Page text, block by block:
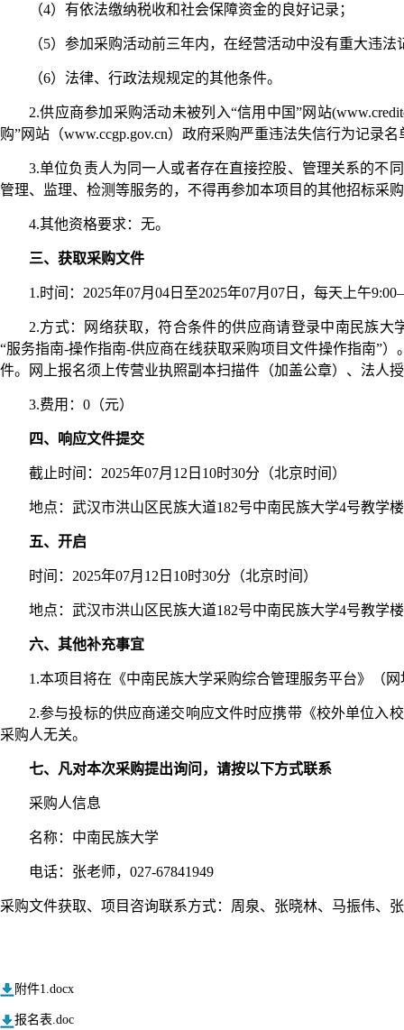
（4）有依法缴纳税收和社会保障资金的良好记录；
（5）参加采购活动前三年内，在经营活动中没有重大违法
（6）法律、行政法规规定的其他条件。
2.供应商参加采购活动未被列入“信用中国”网站
购”网站（www.ccgp.gov.cn）政府采购严重违法失信行为记录名
3.单位负责人为同一人或者存在直接控股、管理关系的不
管理、监理、检测等服务的，不得再参加本项目的其他招标采
4.其他资格要求： 无。
三、获取采购文件
1.时间： 2025年07月 04 日至2025年07月 07 日，每天上午
2.方式：
网络获取，符合条件的供应商请登录中南民族大
“服务指南-操作指南-供应商在线获取采购项目文件操作指南”
件。网上报名须上传营业执照副本扫描件（加盖公章）、法人
3.费用：0（元）
四、响应文件提交
截止时间： 2025年07月 12 日 10时30分（北京时间）
地点： 武汉市洪山区民族大道182号中南民族大学4号教学楼
五、开启
时间： 2025年07月 12 日 10时30分（北京时间 ）
地点：武汉市洪山区民族大道182号中南民族大学4号教学
六、其他补充事宜
1.本项目将在《中南民族大学采购综合管理服务平台》（网
2.参与投标的供应商递交响应文件时应携带《校外单位入
采购人无关。
七、凡对本次采购提出询问，请按以下方式联系
采购人信息
名称：中南民族大学
电话： 张老师， 027-67841949
采购文件获取、项目咨询联系方式：周泉、张晓林、马振伟、
附件1.docx
报名表.doc